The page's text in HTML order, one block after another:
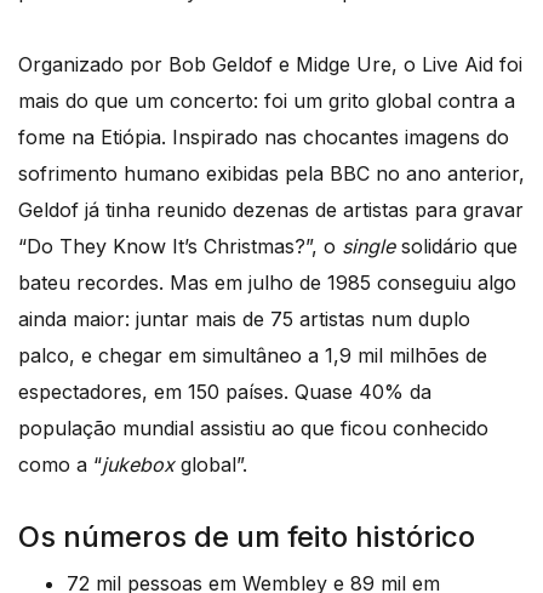
Organizado por Bob Geldof e Midge Ure, o Live Aid foi
mais do que um concerto: foi um grito global contra a
fome na Etiópia. Inspirado nas chocantes imagens do
sofrimento humano exibidas pela BBC no ano anterior,
Geldof já tinha reunido dezenas de artistas para gravar
“Do They Know It’s Christmas?”, o singlesolidário que
bateu recordes. Mas em julho de 1985 conseguiu algo
ainda maior: juntar mais de 75 artistas num duplo
palco, e chegar em simultâneo a 1,9 mil milhões de
espectadores, em 150 países. Quase 40% da
população mundial assistiu ao que ficou conhecido
como a “jukeboxglobal”.
Os números de um feito histórico
72 mil pessoas em Wembley e 89 mil em